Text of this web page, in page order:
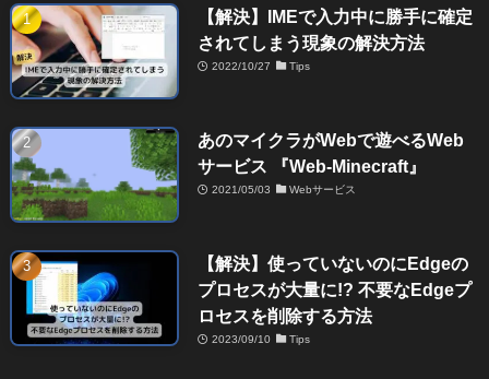
【解決】IMEで入力中に勝手に確定
されてしまう現象の解決方法
2022/10/27 Tips
あのマイクラがWebで遊べるWeb
サービス 『Web-Minecraft』
2021/05/03 Webサービス
【解決】使っていないのにEdgeの
プロセスが大量に!? 不要なEdgeプ
ロセスを削除する方法
2023/09/10 Tips